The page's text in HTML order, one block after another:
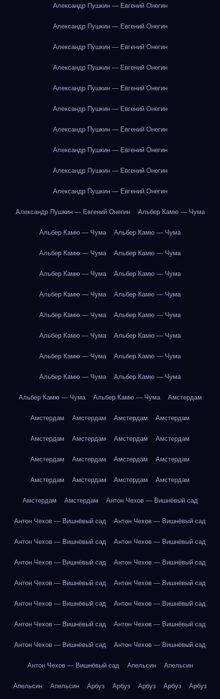
Александр Пушкин — Евгений Онегин
Александр Пушкин — Евгений Онегин
Александр Пушкин — Евгений Онегин
Александр Пушкин — Евгений Онегин
Александр Пушкин — Евгений Онегин
Александр Пушкин — Евгений Онегин
Александр Пушкин — Евгений Онегин
Александр Пушкин — Евгений Онегин
Александр Пушкин — Евгений Онегин
Александр Пушкин — Евгений Онегин
Александр Пушкин — Евгений Онегин Альбер Камю — Чума
Альбер Камю — Чума Альбер Камю — Чума
Альбер Камю — Чума Альбер Камю — Чума
Альбер Камю — Чума Альбер Камю — Чума
Альбер Камю — Чума Альбер Камю — Чума
Альбер Камю — Чума Альбер Камю — Чума
Альбер Камю — Чума Альбер Камю — Чума
Альбер Камю — Чума Альбер Камю — Чума
Альбер Камю — Чума Альбер Камю — Чума
Альбер Камю — Чума Альбер Камю — Чума Амстердам
Амстердам Амстердам Амстердам Амстердам
Амстердам Амстердам Амстердам Амстердам
Амстердам Амстердам Амстердам Амстердам
Амстердам Амстердам Амстердам Амстердам
Амстердам Амстердам Антон Чехов — Вишнёвый сад
Антон Чехов — Вишнёвый сад Антон Чехов — Вишнёвый сад
Антон Чехов — Вишнёвый сад Антон Чехов — Вишнёвый сад
Антон Чехов — Вишнёвый сад Антон Чехов — Вишнёвый сад
Антон Чехов — Вишнёвый сад Антон Чехов — Вишнёвый сад
Антон Чехов — Вишнёвый сад Антон Чехов — Вишнёвый сад
Антон Чехов — Вишнёвый сад Антон Чехов — Вишнёвый сад
Антон Чехов — Вишнёвый сад Антон Чехов — Вишнёвый сад
Антон Чехов — Вишнёвый сад Апельсин Апельсин
Апельсин Апельсин Арбуз Арбуз Арбуз Арбуз Арбуз